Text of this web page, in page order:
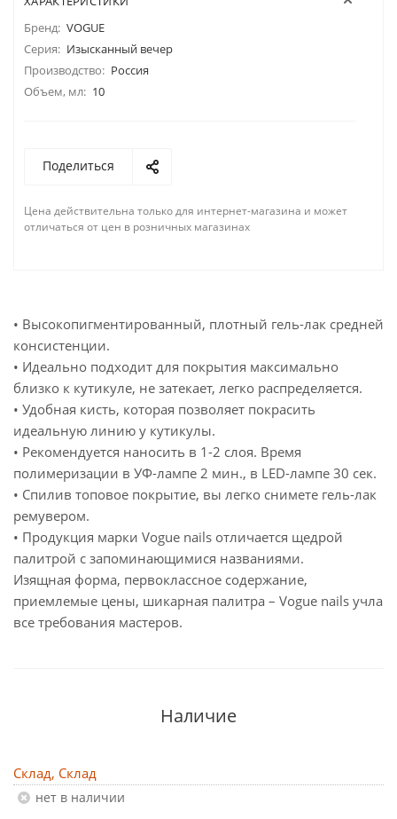
Бренд: VOGUE
Серия: Изысканный вечер
Производство: Россия
Объем, мл: 10
Поделиться
Цена действительна только для интернет-магазина и может
отличаться от цен в розничных магазинах
• Высокопигментированный, плотный гель-лак средней
консистенции.
• Идеально подходит для покрытия максимально
близко к кутикуле, не затекает, легко распределяется.
• Удобная кисть, которая позволяет покрасить
идеальную линию у кутикулы.
• Рекомендуется наносить в 1-2 слоя. Время
полимеризации в УФ-лампе 2 мин., в LED-лампе 30 сек.
• Спилив топовое покрытие, вы легко снимете гель-лак
ремувером.
• Продукция марки Vogue nails отличается щедрой
палитрой с запоминающимися названиями.
Изящная форма, первоклассное содержание,
приемлемые цены, шикарная палитра – Vogue nails учла
все требования мастеров.
Наличие
Склад, Склад
Нет в наличии